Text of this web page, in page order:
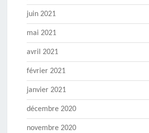
juin 2021
mai 2021
avril 2021
février 2021
janvier 2021
décembre 2020
novembre 2020